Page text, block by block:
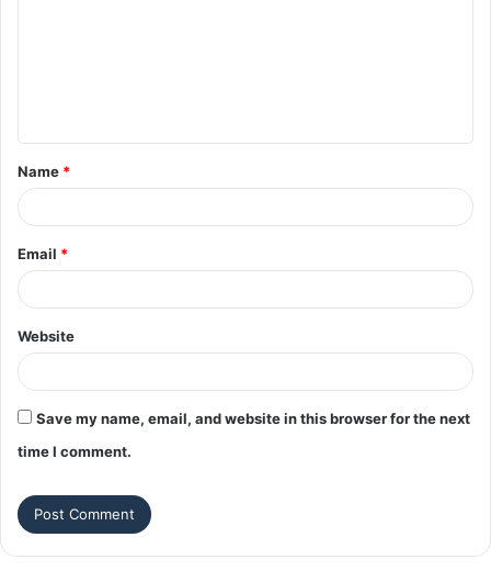
t
*
Name *
Email *
Website
Save my name, email, and website in this browser for the next
time I comment.